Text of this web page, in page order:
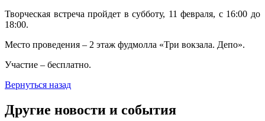
Творческая встреча пройдет в субботу, 11 февраля, с 16:00 до
18:00.
Место проведения – 2 этаж фудмолла «Три вокзала. Депо».
Участие – бесплатно.
Вернуться назад
Другие новости и события